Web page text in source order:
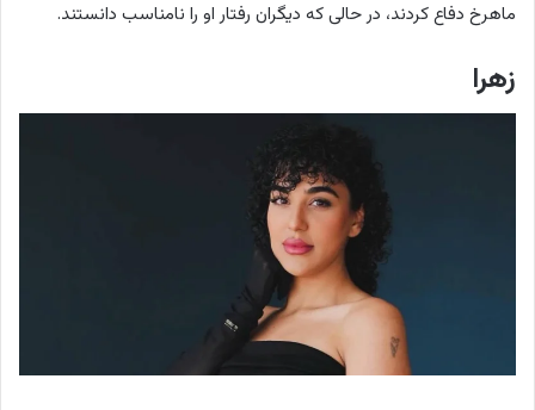
ماهرخ دفاع کردند، در حالی که دیگران رفتار او را نامناسب دانستند.
زهرا